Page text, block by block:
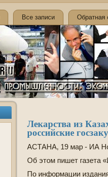
Все записи Обратная
Лекарства из
российские
АСТАНА, 19 мар - ИА
Об этом пишет газета
По информации